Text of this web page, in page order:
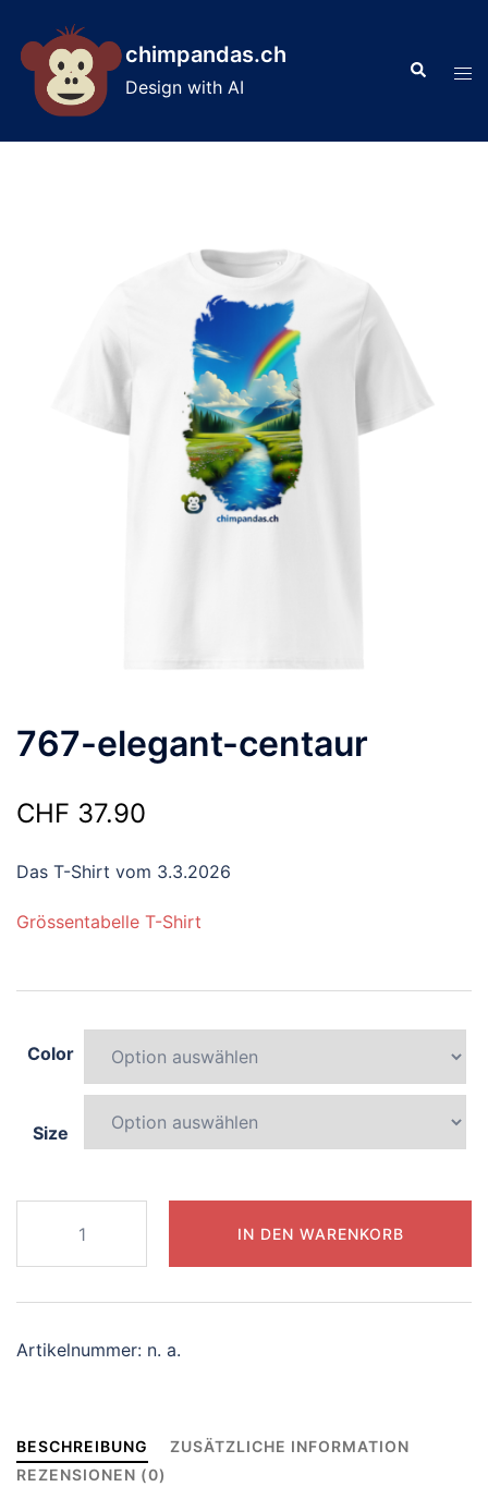
content
chimpandas.ch
Design with AI
Search
767-elegant-centaur
CHF 37.90
Das T-Shirt vom 3.3.2026
Grössentabelle T-Shirt
Color
Size
elegant-
centaur
Menge
IN DEN WARENKORB
Artikelnummer: n. a.
BESCHREIBUNG
ZUSÄTZLICHE INFORMATION
REZENSIONEN (0)